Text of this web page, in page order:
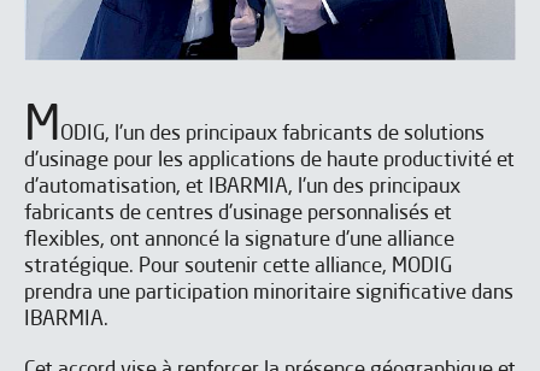
MODIG, l'un des principaux fabricants de solutions
d'usinage pour les applications de haute productivité et
d'automatisation, et IBARMIA, l'un des principaux
fabricants de centres d'usinage personnalisés et
flexibles, ont annoncé la signature d'une alliance
stratégique. Pour soutenir cette alliance, MODIG
prendra une participation minoritaire significative dans
IBARMIA.